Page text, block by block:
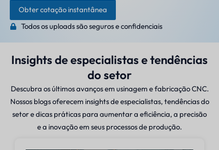
Obter cotação instantânea
Todos os uploads são seguros e confidenciais
Insights de especialistas e tendências
do setor
Descubra os últimos avanços em usinagem e fabricação CNC.
Nossos blogs oferecem insights de especialistas, tendências do
setor e dicas práticas para aumentar a eficiência, a precisão
e a inovação em seus processos de produção.